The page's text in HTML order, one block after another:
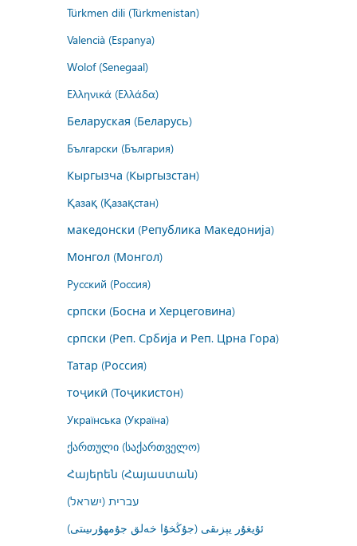
Türkmen dili (Türkmenistan)
Valencià (Espanya)
Wolof (Senegaal)
Ελληνικά (Ελλάδα)
Беларуская (Беларусь)
Български (България)
Кыргызча (Кыргызстан)
Қазақ (Қазақстан)
македонски (Република Македонија)
Монгол (Монгол)
Русский (Россия)
српски (Босна и Херцеговина)
српски (Реп. Србија и Реп. Црна Гора)
Татар (Россия)
тоҷикӣ (Тоҷикистон)
Українська (Україна)
ქართული (საქართველო)
Հայերեն (Հայաստան)
עברית (ישראל)
ئۇيغۇر يېزىقى (جۇڭخۇا خەلق جۇمھۇرىيىتى)